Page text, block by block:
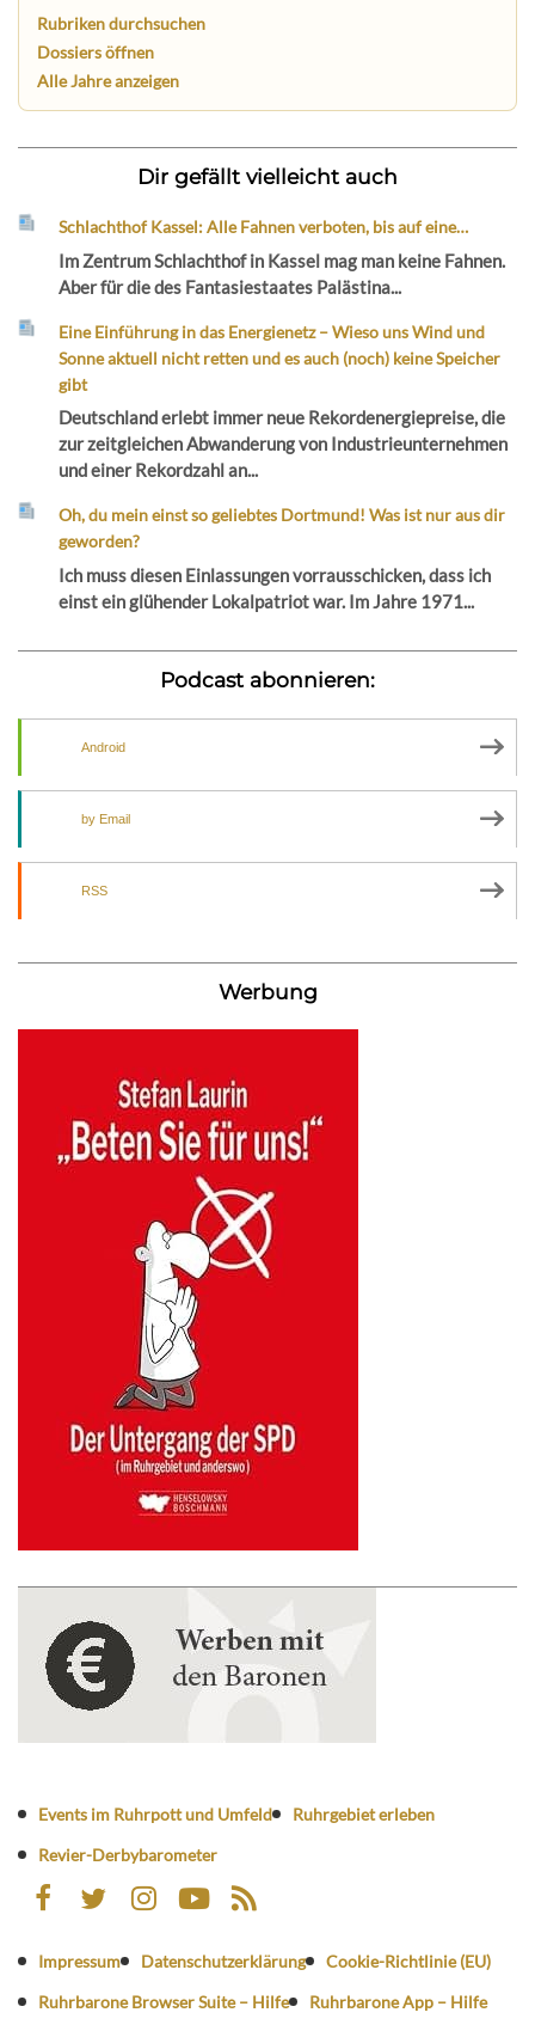
Rubriken durchsuchen
Dossiers öffnen
Alle Jahre anzeigen
Dir gefällt vielleicht auch
Schlachthof Kassel: Alle Fahnen verboten, bis auf eine…
Im Zentrum Schlachthof in Kassel mag man keine Fahnen.
Aber für die des Fantasiestaates Palästina...
Eine Einführung in das Energienetz – Wieso uns Wind und
Sonne aktuell nicht retten und es auch (noch) keine Speicher
gibt
Deutschland erlebt immer neue Rekordenergiepreise, die
zur zeitgleichen Abwanderung von Industrieunternehmen
und einer Rekordzahl an...
Oh, du mein einst so geliebtes Dortmund! Was ist nur aus dir
geworden?
Ich muss diesen Einlassungen vorrausschicken, dass ich
einst ein glühender Lokalpatriot war. Im Jahre 1971...
Podcast abonnieren:
Android
by Email
RSS
Werbung
Events im Ruhrpott und Umfeld
Ruhrgebiet erleben
Revier-Derbybarometer
Impressum Datenschutzerklärung
Cookie-Richtlinie (EU)
Ruhrbarone Browser Suite – Hilfe
Ruhrbarone App – Hilfe